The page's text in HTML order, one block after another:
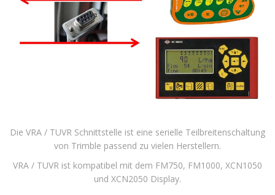
Die VRA / TUVR Schnittstelle ist eine serielle Teilbreitenschaltung
von Trimble passend zu vielen Herstellern.
VRA / TUVR ist kompatibel mit dem FM750, FM1000, XCN1050
und XCN2050 Display.